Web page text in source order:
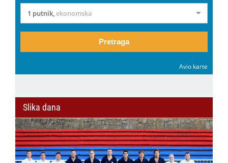
1 putnik,ekonomska
Pretraga
Avio karte
Slika dana